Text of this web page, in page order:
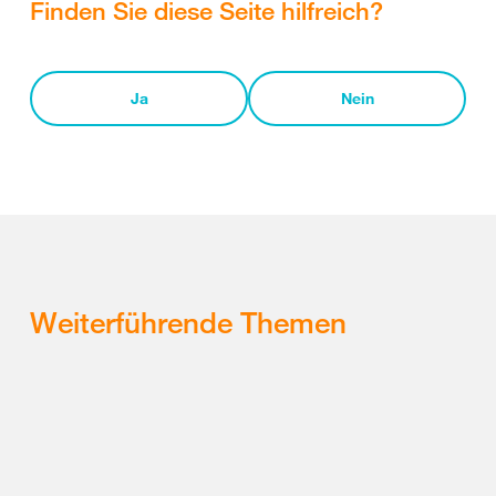
Finden Sie diese Seite hilfreich?
Ja Nein
Weiterführende Themen